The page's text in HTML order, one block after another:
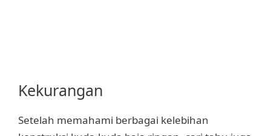
Kekurangan
Setelah memahami berbagai kelebihan